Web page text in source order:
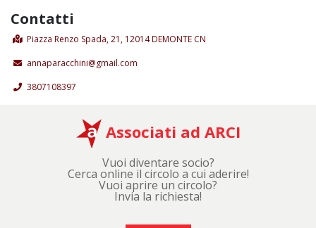
Contatti
Piazza Renzo Spada, 21, 12014 DEMONTE CN
annaparacchini@gmail.com
3807108397
Associati ad ARCI
Vuoi diventare socio?
Cerca online il circolo a cui aderire!
Vuoi aprire un circolo?
Invia la richiesta!